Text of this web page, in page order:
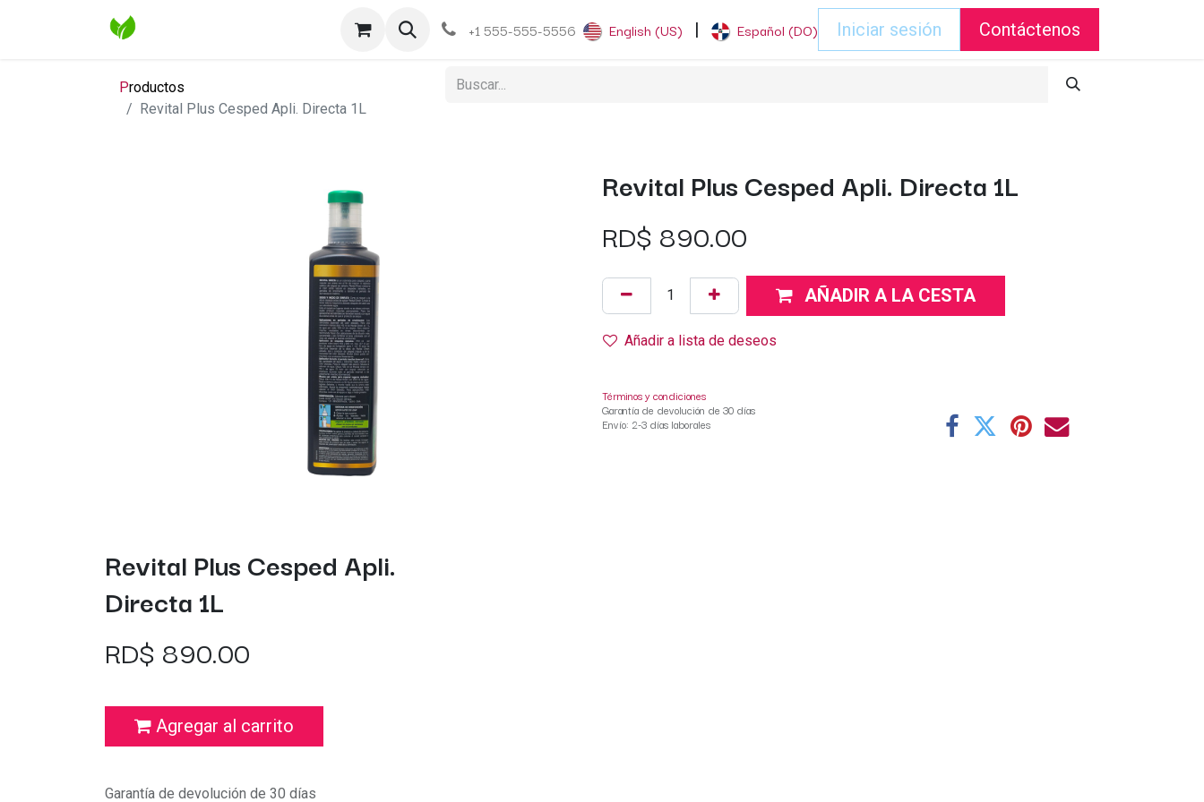
Contáctenos Blog +1 555-555-5556 English (US) | Español (DO) Iniciar sesión Contáctenos
Productos
Revital Plus Cesped Apli. Directa 1L
Revital Plus Cesped Apli. Directa 1L
RD$ 890.00
AÑADIR A LA CESTA
Añadir a lista de deseos
Términos y condiciones
Garantía de devolución de 30 días
Envío: 2-3 días laborales
Revital Plus Cesped Apli.
Directa 1L
RD$ 890.00
Agregar al carrito
Garantía de devolución de 30 días